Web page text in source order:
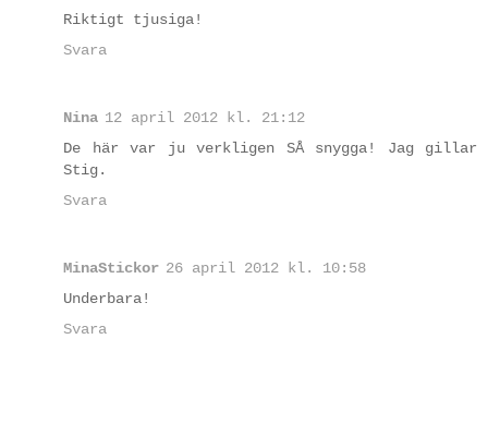
Riktigt tjusiga!
Svara
Nina 12 april 2012 kl. 21:12
De här var ju verkligen SÅ snygga! Jag gillar
Stig.
Svara
MinaStickor 26 april 2012 kl. 10:58
Underbara!
Svara